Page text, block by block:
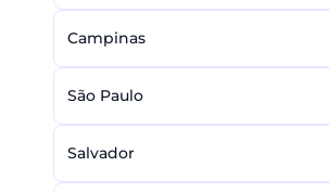
Campinas
São Paulo
Salvador